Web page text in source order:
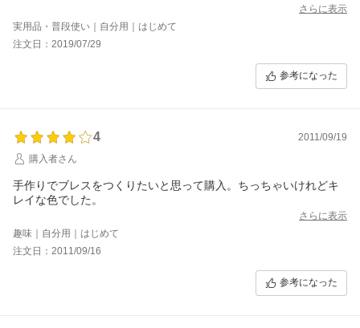
さらに表示
実用品・普段使い｜自分用｜はじめて
注文日：2019/07/29
参考になった
4
2011/09/19
購入者さん
手作りでブレスをつくりたいと思って購入。ちっちゃいけれどキ
レイな色でした。
さらに表示
趣味｜自分用｜はじめて
注文日：2011/09/16
参考になった